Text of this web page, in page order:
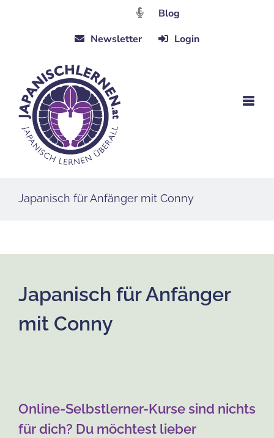
Blog
Newsletter
Login
Japanisch für Anfänger mit Conny
Japanisch für Anfänger
mit Conny
Online-Selbstlerner-Kurse sind nichts
für dich? Du möchtest lieber